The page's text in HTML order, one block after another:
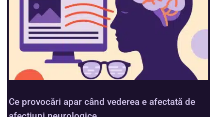
Ce provocări apar când vederea e afectată de